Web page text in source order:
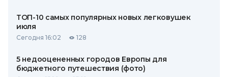
ТОП-10 самых популярных новых легковушек
июля
Сегодня 16:02 128
5 недооцененных городов Европы для
бюджетного путешествия (фото)